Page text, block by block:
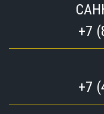
+7
+7